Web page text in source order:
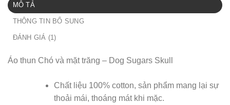
MÔ TẢ
THÔNG TIN BỔ SUNG
ĐÁNH GIÁ (1)
Áo thun Chó và mặt trăng – Dog Sugars Skull
Chất liệu 100% cotton, sản phẩm mang lại sự
thoải mái, thoáng mát khi mặc.